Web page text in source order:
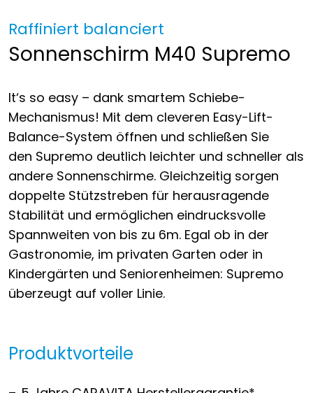
Raffiniert balanciert
Sonnenschirm M40 Supremo
It‘s so easy – dank smartem Schiebe-
Mechanismus! Mit dem cleveren Easy-Lift-
Balance-System öffnen und schließen Sie
den Supremo deutlich leichter und schneller als
andere Sonnenschirme. Gleichzeitig sorgen
doppelte Stützstreben für herausragende
Stabilität und ermöglichen eindrucksvolle
Spannweiten von bis zu 6m. Egal ob in der
Gastronomie, im privaten Garten oder in
Kindergärten und Seniorenheimen: Supremo
überzeugt auf voller Linie.
Produktvorteile